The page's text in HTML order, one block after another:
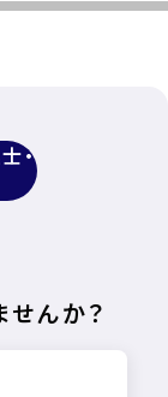
・
んか？